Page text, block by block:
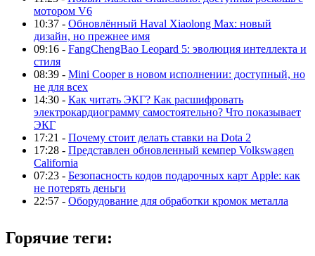
мотором V6
10:37 - Обновлённый Haval Xiaolong Max: новый
дизайн, но прежнее имя
09:16 - FangChengBao Leopard 5: эволюция интеллекта и
стиля
08:39 - Mini Cooper в новом исполнении: доступный, но
не для всех
14:30 - Как читать ЭКГ? Как расшифровать
электрокардиограмму самостоятельно? Что показывает
ЭКГ
17:21 - Почему стоит делать ставки на Dota 2
17:28 - Представлен обновленный кемпер Volkswagen
California
07:23 - Безопасность кодов подарочных карт Apple: как
не потерять деньги
22:57 - Оборудование для обработки кромок металла
Горячие теги: